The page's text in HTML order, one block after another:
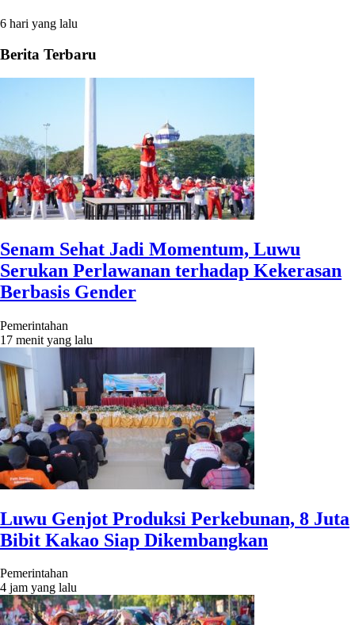
6 hari yang lalu
Berita Terbaru
Senam Sehat Jadi Momentum, Luwu
Serukan Perlawanan terhadap Kekerasan
Berbasis Gender
Pemerintahan
17 menit yang lalu
Luwu Genjot Produksi Perkebunan, 8 Juta
Bibit Kakao Siap Dikembangkan
Pemerintahan
4 jam yang lalu